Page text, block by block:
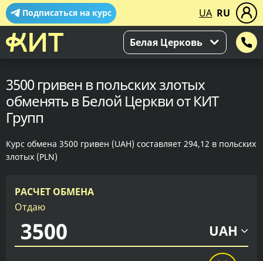
Подписаться на курс UA RU
Белая Церковь
3500 гривен в польских злотых
обменять в Белой Церкви от КИТ
Групп
Курс обмена 3500 гривен (UAH) составляет 294,12 в польских
злотых (PLN)
РАСЧЕТ ОБМЕНА
Отдаю
UAH